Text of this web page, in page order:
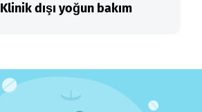
Klinik dışı yoğun bakım